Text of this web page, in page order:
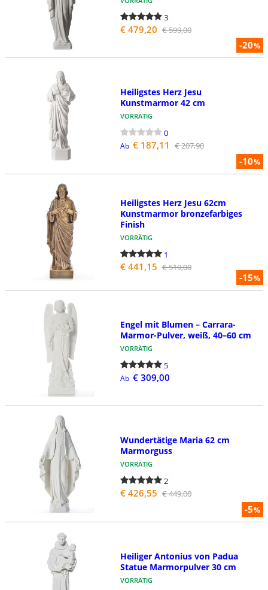
-20%
3
€ 479,20 € 599,00
-10%
Heiligstes Herz Jesu
Kunstmarmor 42 cm
VORRÄTIG
0
Ab € 187,11 € 207,90
-15%
Heiligstes Herz Jesu 62cm
Kunstmarmor bronzefarbiges
Finish
VORRÄTIG
1
€ 441,15 € 519,00
Engel mit Blumen – Carrara-
Marmor-Pulver, weiß, 40–60 cm
VORRÄTIG
5
Ab € 309,00
-5%
Wundertätige Maria 62 cm
Marmorguss
VORRÄTIG
2
€ 426,55 € 449,00
Heiliger Antonius von Padua
Statue Marmorpulver 30 cm
VORRÄTIG